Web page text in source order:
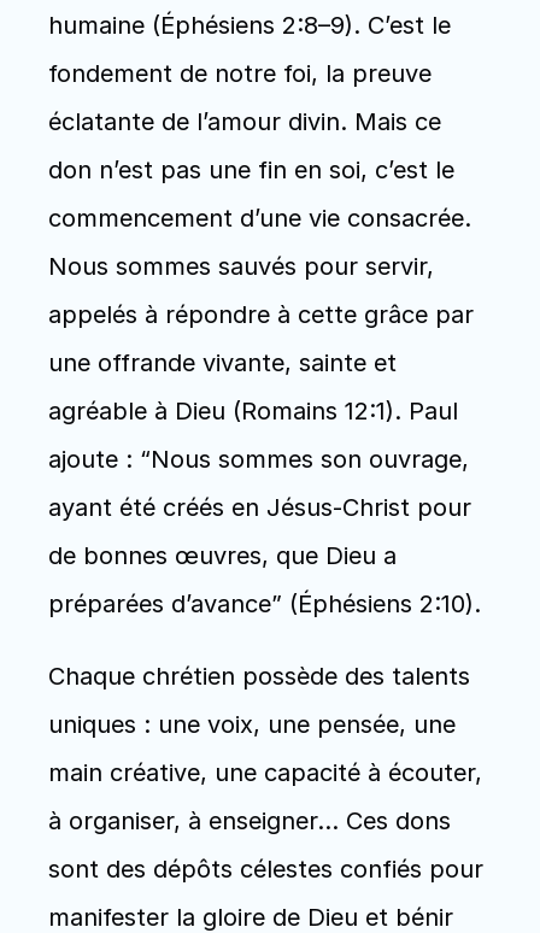
humaine (Éphésiens 2:8–9). C’est le
fondement de notre foi, la preuve
éclatante de l’amour divin. Mais ce
don n’est pas une fin en soi, c’est le
commencement d’une vie consacrée.
Nous sommes sauvés pour servir,
appelés à répondre à cette grâce par
une offrande vivante, sainte et
agréable à Dieu (Romains 12:1). Paul
ajoute : “Nous sommes son ouvrage,
ayant été créés en Jésus-Christ pour
de bonnes œuvres, que Dieu a
préparées d’avance” (Éphésiens 2:10).
Chaque chrétien possède des talents
uniques : une voix, une pensée, une
main créative, une capacité à écouter,
à organiser, à enseigner… Ces dons
sont des dépôts célestes confiés pour
manifester la gloire de Dieu et bénir